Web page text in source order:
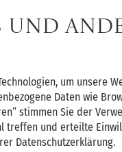
Sie sind flexibel, oder
An/Abreisezeiträume
Wer fährt mit in Urlaub?
Zimmervergabe können in
Dieser Text soll uns
Vorstellungen beschreiben,
und
um unsere
Daten wie
stimmen Sie der
treffen und erteilte
Datenschutzerklärung.